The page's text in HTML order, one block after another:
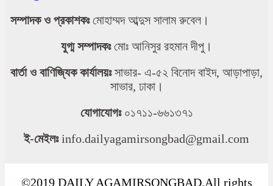
সম্পাদক ও প্রকাশকঃমোহাম্মদ আব্দুস সালাম রুবেল।
যুগ্ম সম্পাদকঃমোঃ আনিসুর রহমান দীপু।
বার্তা ও বাণিজ্যিক কার্যালয়ঃসাভার- এ-৫২ বিনোদ বাইদ, আড়াপাড়া,
সাভার, ঢাকা।
যোগাযোগঃ০১৭১১-৬৬১৩৭১
ই-মেইলঃinfo.dailyagamirsongbad@gmail.com
©2019 DAILY AGAMIRSONGBAD.All rights